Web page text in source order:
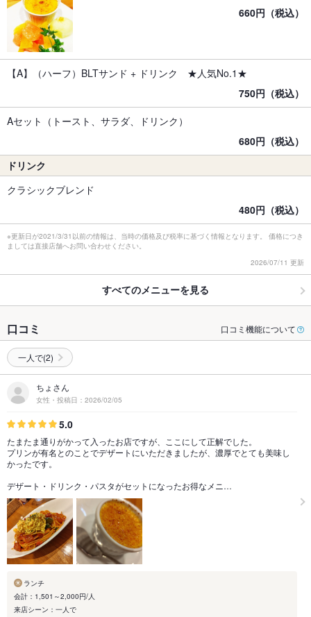
660円（税込）
【A】（ハーフ）BLTサンド + ドリンク ★人気No.1★
750円（税込）
Aセット（トースト、サラダ、ドリンク）
680円（税込）
ドリンク
クラシックブレンド
480円（税込）
※更新日が2021/3/31以前の情報は、当時の価格及び税率に基づく情報となります。 価格につき
ましては直接店舗へお問い合わせください。
2026/07/11 更新
すべてのメニューを見る
口コミ 口コミ機能について
一人で(2)
ちょさん
女性・投稿日：2026/02/05
5.0
たまたま通りがかって入ったお店ですが、ここにして正解でした。
プリンが有名とのことでデザートにいただきましたが、濃厚でとても美味し
かったです。
デザート・ドリンク・パスタがセットになったお得なメニ…
ランチ
会計：1,501～2,000円/人
来店シーン：一人で